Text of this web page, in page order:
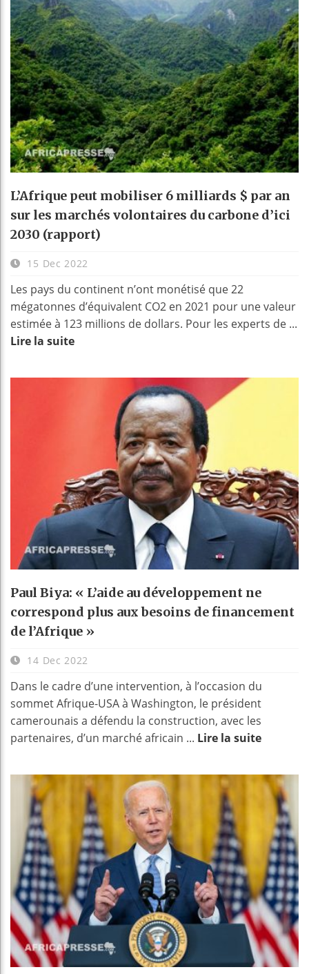
L’Afrique peut mobiliser 6 milliards $ par an
sur les marchés volontaires du carbone d’ici
2030 (rapport)
15 Dec 2022
Les pays du continent n’ont monétisé que 22
mégatonnes d’équivalent CO2 en 2021 pour une valeur
estimée à 123 millions de dollars. Pour les experts de ...
Lire la suite
Paul Biya: « L’aide au développement ne
correspond plus aux besoins de financement
de l’Afrique »
14 Dec 2022
Dans le cadre d’une intervention, à l’occasion du
sommet Afrique-USA à Washington, le président
camerounais a défendu la construction, avec les
partenaires, d’un marché africain ... Lire la suite